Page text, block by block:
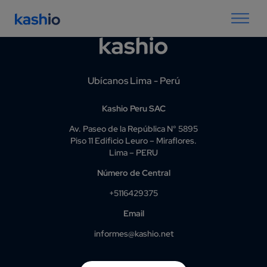
Ubícanos Lima - Perú
Kashio Peru SAC
Av. Paseo de la República N° 5895
Piso 11 Edificio Leuro – Miraflores.
Lima – PERU
Número de Central
+5116429375
Email
informes@kashio.net